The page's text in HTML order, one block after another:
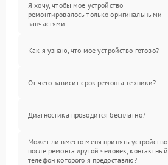
Я хочу, чтобы мое устройство
ремонтировалось только оригинальными
запчастями.
Как я узнаю, что мое устройство готово?
От чего зависит срок ремонта техники?
Диагностика проводится бесплатно?
Может ли вместо меня принять устройство
после ремонта другой человек, контактный
телефон которого я предоставлю?